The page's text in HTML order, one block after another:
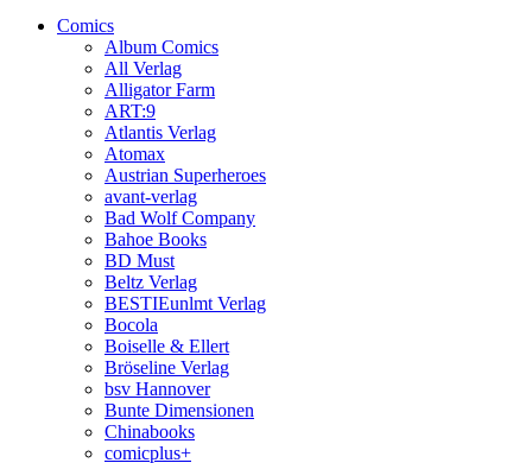
Comics
Album Comics
All Verlag
Alligator Farm
ART:9
Atlantis Verlag
Atomax
Austrian Superheroes
avant-verlag
Bad Wolf Company
Bahoe Books
BD Must
Beltz Verlag
BESTIEunlmt Verlag
Bocola
Boiselle & Ellert
Bröseline Verlag
bsv Hannover
Bunte Dimensionen
Chinabooks
comicplus+